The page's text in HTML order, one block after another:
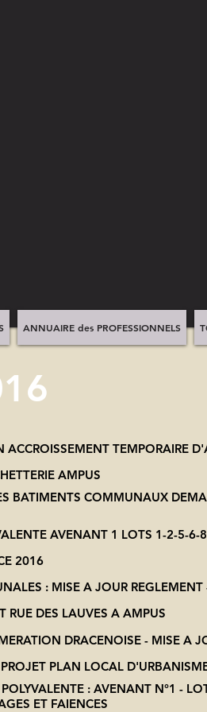
ANNUAIRE des PROFESSIONNELS
TEMPORAIRE
AMPUS
BATIMENTS COMMUNAUX
AVENANT 1 LOTS 1-2-5-6-8
2016
: MISE A JOUR REGLEMENT
DES LAUVES A AMPUS
DRACENOISE - MISE A
PLAN LOCAL
: AVENANT N°1 -
ET FAIENCES